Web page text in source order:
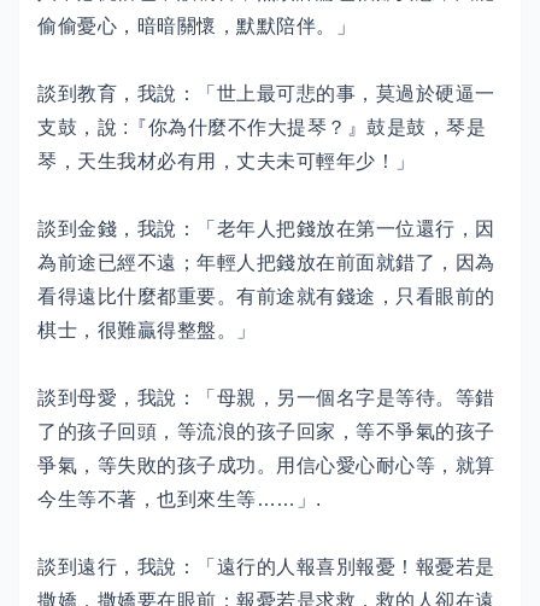
偷偷憂心，暗暗關懷，默默陪伴。」
談到教育，我說：「世上最可悲的事，莫過於硬逼一
支鼓，說 :『你為什麼不作大提琴？』鼓是鼓，琴是
琴，天生我材必有用，丈夫未可輕年少！」
談到金錢，我說：「老年人把錢放在第一位還行，因
為前途已經不遠；年輕人把錢放在前面就錯了，因為
看得遠比什麼都重要。有前途就有錢途，只看眼前的
棋士，很難贏得整盤。」
談到母愛，我說：「母親，另一個名字是等待。等錯
了的孩子回頭，等流浪的孩子回家，等不爭氣的孩子
爭氣，等失敗的孩子成功。用信心愛心耐心等，就算
今生等不著，也到來生等……」.
談到遠行，我說：「遠行的人報喜別報憂！報憂若是
撒嬌，撒嬌要在眼前；報憂若是求救，救的人卻在遠